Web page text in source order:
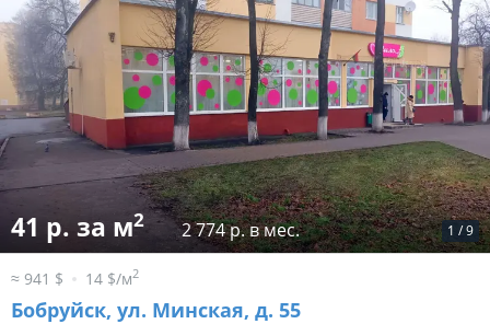
1 /9
41 р. за м2 2 774 р. в мес.
≈ 941 $ 14 $/м2
Бобруйск, ул. Минская, д. 55